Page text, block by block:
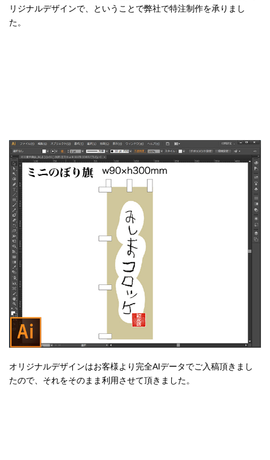
リジナルデザインで、ということで弊社で特注制作を承りまし
た。
オリジナルデザインはお客様より完全AIデータでご入稿頂きまし
たので、それをそのまま利用させて頂きました。